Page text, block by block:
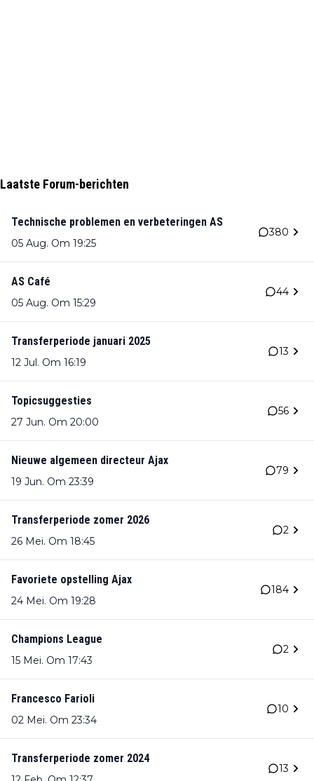
Laatste Forum-berichten
Technische problemen en verbeteringen AS
05 Aug. Om 19:25
380
AS Café
05 Aug. Om 15:29
44
Transferperiode januari 2025
12 Jul. Om 16:19
13
Topicsuggesties
27 Jun. Om 20:00
56
Nieuwe algemeen directeur Ajax
19 Jun. Om 23:39
79
Transferperiode zomer 2026
26 Mei. Om 18:45
2
Favoriete opstelling Ajax
24 Mei. Om 19:28
184
Champions League
15 Mei. Om 17:43
2
Francesco Farioli
02 Mei. Om 23:34
10
Transferperiode zomer 2024
13